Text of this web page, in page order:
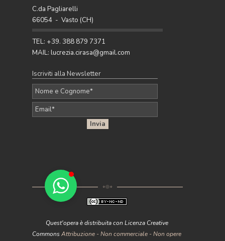
C.da Pagliarelli
66054 - Vasto (CH)
TEL: +39. 388 879 7371
MAIL: lucrezia.cirasa@gmail.com
del momento: 5 palette raffinate con
terracotta, ocra, caramello e ruggine per
arredare con stile.
Iscriviti alla Newsletter
Quest'opera è distribuita con Licenza Creative
Commons Attribuzione - Non commerciale - Non opere